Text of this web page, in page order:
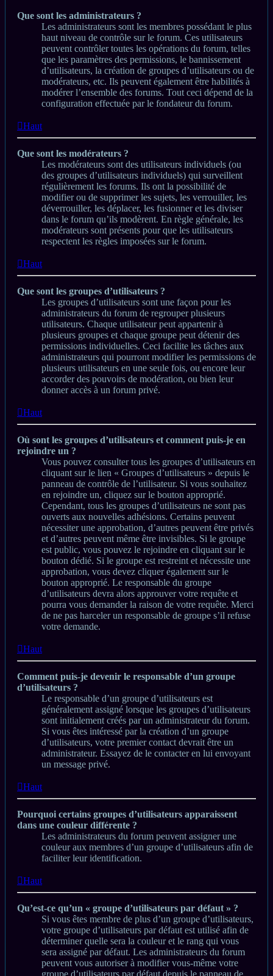
Que sont les administrateurs ?
Les administrateurs sont les membres possédant le plus
haut niveau de contrôle sur le forum. Ces utilisateurs
peuvent contrôler toutes les opérations du forum, telles
que les paramètres des permissions, le bannissement
d’utilisateurs, la création de groupes d’utilisateurs ou de
modérateurs, etc. Ils peuvent également être habilités à
modérer l’ensemble des forums. Tout ceci dépend de la
configuration effectuée par le fondateur du forum.
Haut
Que sont les modérateurs ?
Les modérateurs sont des utilisateurs individuels (ou
des groupes d’utilisateurs individuels) qui surveillent
régulièrement les forums. Ils ont la possibilité de
modifier ou de supprimer les sujets, les verrouiller, les
déverrouiller, les déplacer, les fusionner et les diviser
dans le forum qu’ils modèrent. En règle générale, les
modérateurs sont présents pour que les utilisateurs
respectent les règles imposées sur le forum.
Haut
Que sont les groupes d’utilisateurs ?
Les groupes d’utilisateurs sont une façon pour les
administrateurs du forum de regrouper plusieurs
utilisateurs. Chaque utilisateur peut appartenir à
plusieurs groupes et chaque groupe peut détenir des
permissions individuelles. Ceci facilite les tâches aux
administrateurs qui pourront modifier les permissions de
plusieurs utilisateurs en une seule fois, ou encore leur
accorder des pouvoirs de modération, ou bien leur
donner accès à un forum privé.
Haut
Où sont les groupes d’utilisateurs et comment puis-je en
rejoindre un ?
Vous pouvez consulter tous les groupes d’utilisateurs en
cliquant sur le lien « Groupes d’utilisateurs » depuis le
panneau de contrôle de l’utilisateur. Si vous souhaitez
en rejoindre un, cliquez sur le bouton approprié.
Cependant, tous les groupes d’utilisateurs ne sont pas
ouverts aux nouvelles adhésions. Certains peuvent
nécessiter une approbation, d’autres peuvent être privés
et d’autres peuvent même être invisibles. Si le groupe
est public, vous pouvez le rejoindre en cliquant sur le
bouton dédié. Si le groupe est restreint et nécessite une
approbation, vous devez cliquer également sur le
bouton approprié. Le responsable du groupe
d’utilisateurs devra alors approuver votre requête et
pourra vous demander la raison de votre requête. Merci
de ne pas harceler un responsable de groupe s’il refuse
votre demande.
Haut
Comment puis-je devenir le responsable d’un groupe
d’utilisateurs ?
Le responsable d’un groupe d’utilisateurs est
généralement assigné lorsque les groupes d’utilisateurs
sont initialement créés par un administrateur du forum.
Si vous êtes intéressé par la création d’un groupe
d’utilisateurs, votre premier contact devrait être un
administrateur. Essayez de le contacter en lui envoyant
un message privé.
Haut
Pourquoi certains groupes d’utilisateurs apparaissent
dans une couleur différente ?
Les administrateurs du forum peuvent assigner une
couleur aux membres d’un groupe d’utilisateurs afin de
faciliter leur identification.
Haut
Qu’est-ce qu’un « groupe d’utilisateurs par défaut » ?
Si vous êtes membre de plus d’un groupe d’utilisateurs,
votre groupe d’utilisateurs par défaut est utilisé afin de
déterminer quelle sera la couleur et le rang qui vous
sera assigné par défaut. Les administrateurs du forum
peuvent vous autoriser à modifier vous-même votre
groupe d’utilisateurs par défaut depuis le panneau de